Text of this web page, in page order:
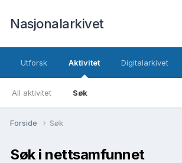
Nasjonalarkivet
Utforsk Aktivitet
All aktivitet Søk
Digitalarkivet
Forside Søk
Søk i nettsamfunnet